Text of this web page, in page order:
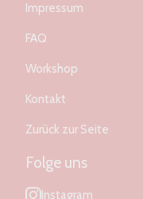
Impressum
FAQ
Workshop
Kontakt
Zurück zur Seite
Folge uns
Instagram